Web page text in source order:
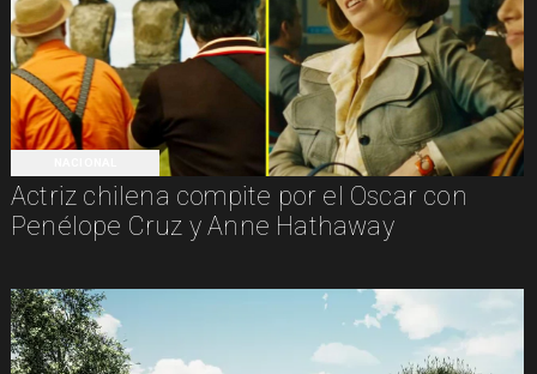
Actriz chilena compite por el Oscar con
Penélope Cruz y Anne Hathaway